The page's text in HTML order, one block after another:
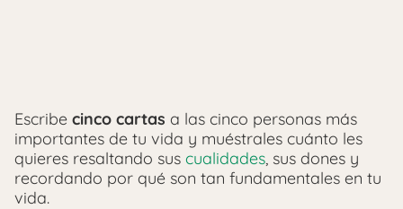
Escribe cinco cartas a las cinco personas más
importantes de tu vida y muéstrales cuánto les
quieres resaltando sus cualidades, sus dones y
recordando por qué son tan fundamentales en tu
vida.